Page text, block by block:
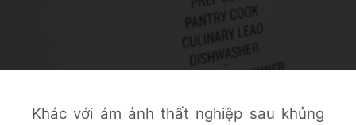
Khác với ám ảnh thất nghiệp sau khủng